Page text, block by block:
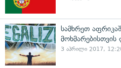
სამხრეთ
3 აპრილი 2017,